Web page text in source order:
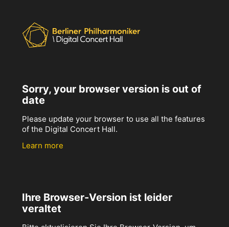
Sorry, your browser version is out of
date
Please update your browser to use all the features
of the Digital Concert Hall.
Learn more
Ihre Browser-Version ist leider
veraltet